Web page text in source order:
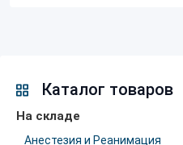
Каталог товаров
На складе
Анестезия и Реанимация